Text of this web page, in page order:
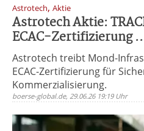
Astrotech, Aktie
Astrotech Aktie:
ECAC-Zertifizierung
Astrotech treibt Mond-
ECAC-Zertifizierung für
Kommerzialisierung.
boerse-global.de, 29.06.26 19:19 Uhr